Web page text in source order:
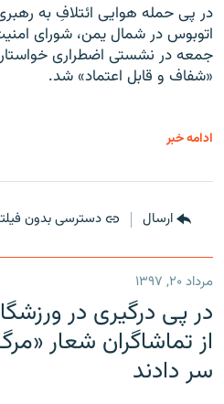
در پی حمله هوایی ائتلافِ به
اتوبوس در شمال یمن، شورای
جمعه در نشستی اضطراری خواستار
«شفاف و قابل اعتماد» شد.
ادامه خبر
ارسال دسترسی بدون
مرداد ۲۰, ۱۳۹۷
در پی درگیری در
از تماشاگران شعار
سر دادند